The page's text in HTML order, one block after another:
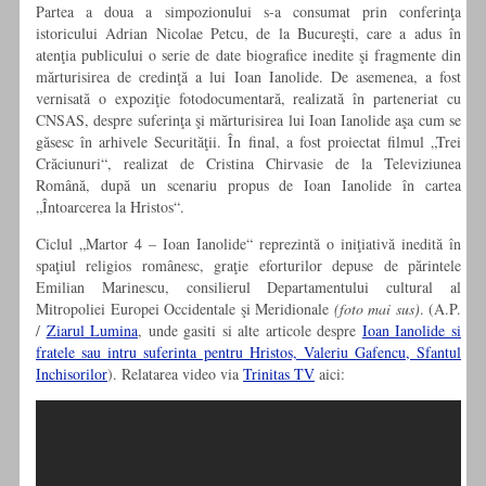
Partea a doua a simpozionului s-a consumat prin conferinţa
istoricului Adrian Nicolae Petcu, de la Bucureşti, care a adus în
atenţia publicului o serie de date biografice inedite şi fragmente din
mărturisirea de credinţă a lui Ioan Ianolide. De asemenea, a fost
vernisată o expoziţie fotodocumentară, realizată în parteneriat cu
CNSAS, despre suferinţa şi mărturisirea lui Ioan Ianolide aşa cum se
găsesc în arhivele Securităţii. În final, a fost proiectat filmul „Trei
Crăciunuri“, realizat de Cristina Chirvasie de la Televiziunea
Română, după un scenariu propus de Ioan Ianolide în cartea
„Întoarcerea la Hristos“.
Ciclul „Martor 4 – Ioan Ianolide“ reprezintă o iniţiativă inedită în
spaţiul religios românesc, graţie eforturilor depuse de părintele
Emilian Marinescu, consilierul Departamentului cultural al
Mitropoliei Europei Occidentale şi Meridionale (foto mai sus). (A.P.
/ Ziarul Lumina, unde gasiti si alte articole despre Ioan Ianolide si
fratele sau intru suferinta pentru Hristos, Valeriu Gafencu, Sfantul
Inchisorilor). Relatarea video via Trinitas TV aici: